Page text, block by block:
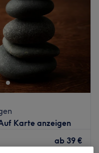
Karte anzeigen
ab 39 €